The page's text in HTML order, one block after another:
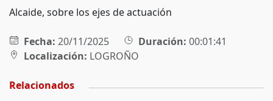
Alcaide, sobre los ejes de actuación
Fecha: 20/11/2025 Duración: 00:01:41
Localización: LOGROÑO
Relacionados